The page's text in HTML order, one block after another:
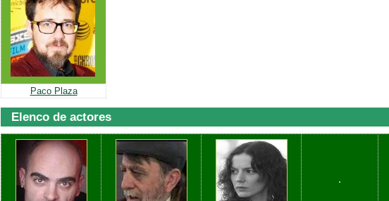
Paco Plaza
Elenco de actores